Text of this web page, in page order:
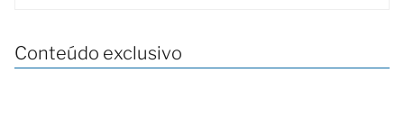
Conteúdo exclusivo